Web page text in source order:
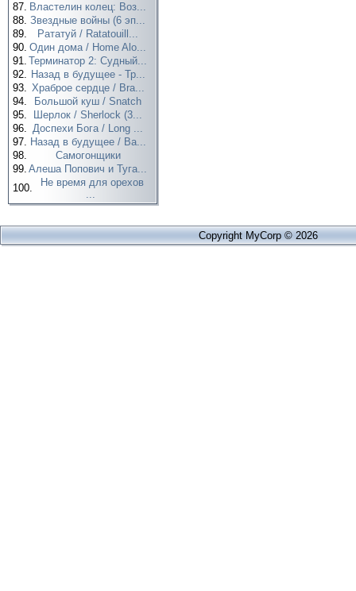
87. Властелин колец: Воз...
88. Звездные войны (6 эп...
89.
Рататуй / Ratatouill...
90. Один дома / Home Alo...
91. Терминатор 2: Судный...
92. Назад в будущее - Тр...
93. Храброе сердце / Bra...
94.
Большой куш / Snatch
95.
Шерлок / Sherlock (3...
96. Доспехи Бога / Long ...
97. Назад в будущее / Ba...
98.
Самогонщики
99. Алеша Попович и Туга...
100.
Не время для орехов
...
Copyright MyCorp © 2026